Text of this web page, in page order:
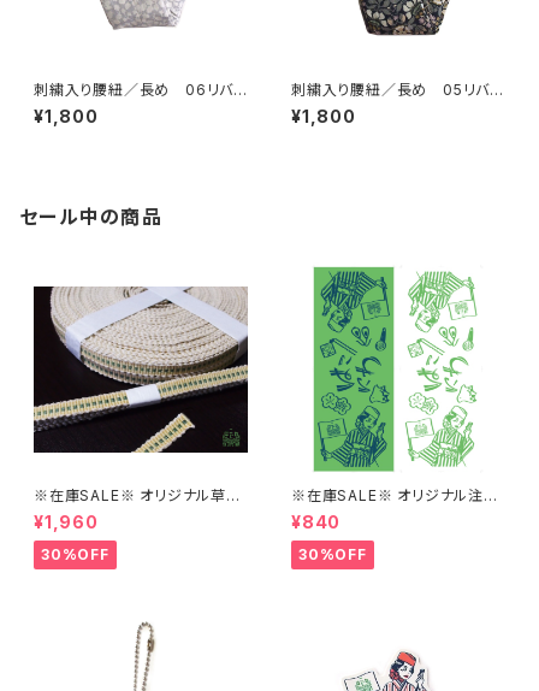
刺繍入り腰紐／長め 06リバテ
ィグレー【コットンきもの屋＊sa
n】
¥1,800
刺繍入り腰紐／長め 05リバテ
ィ黒【コットンきもの屋＊san】
¥1,800
セール中の商品
※在庫SALE※ オリジナル草木
染め真田紐の三分紐【はこにわ】
¥1,960
30%OFF
※在庫SALE※ オリジナル注染
手ぬぐい（みどり/しろ）【はこに
わ】
¥840
30%OFF